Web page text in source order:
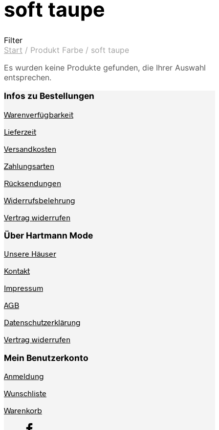
soft taupe
Filter
Start / Produkt Farbe / soft taupe
Es wurden keine Produkte gefunden, die Ihrer Auswahl
entsprechen.
Infos zu Bestellungen
Warenverfügbarkeit
Lieferzeit
Versandkosten
Zahlungsarten
Rücksendungen
Widerrufsbelehrung
Vertrag widerrufen
Über Hartmann Mode
Unsere Häuser
Kontakt
Impressum
AGB
Datenschutzerklärung
Vertrag widerrufen
Mein Benutzerkonto
Anmeldung
Wunschliste
Warenkorb